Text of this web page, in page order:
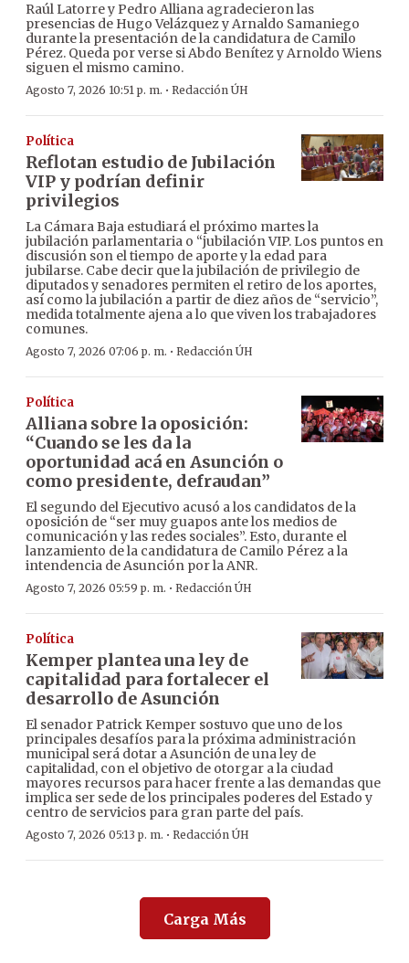
Raúl Latorre y Pedro Alliana agradecieron las
presencias de Hugo Velázquez y Arnaldo Samaniego
durante la presentación de la candidatura de Camilo
Pérez. Queda por verse si Abdo Benítez y Arnoldo Wiens
siguen el mismo camino.
Agosto 7, 2026 10:51 p. m. · Redacción ÚH
Política
Reflotan estudio de Jubilación
VIP y podrían definir
privilegios
La Cámara Baja estudiará el próximo martes la
jubilación parlamentaria o “jubilación VIP. Los puntos en
discusión son el tiempo de aporte y la edad para
jubilarse. Cabe decir que la jubilación de privilegio de
diputados y senadores permiten el retiro de los aportes,
así como la jubilación a partir de diez años de “servicio”,
medida totalmente ajena a lo que viven los trabajadores
comunes.
Agosto 7, 2026 07:06 p. m. · Redacción ÚH
Política
Alliana sobre la oposición:
“Cuando se les da la
oportunidad acá en Asunción o
como presidente, defraudan”
El segundo del Ejecutivo acusó a los candidatos de la
oposición de “ser muy guapos ante los medios de
comunicación y las redes sociales”. Esto, durante el
lanzamiento de la candidatura de Camilo Pérez a la
intendencia de Asunción por la ANR.
Agosto 7, 2026 05:59 p. m. · Redacción ÚH
Política
Kemper plantea una ley de
capitalidad para fortalecer el
desarrollo de Asunción
El senador Patrick Kemper sostuvo que uno de los
principales desafíos para la próxima administración
municipal será dotar a Asunción de una ley de
capitalidad, con el objetivo de otorgar a la ciudad
mayores recursos para hacer frente a las demandas que
implica ser sede de los principales poderes del Estado y
centro de servicios para gran parte del país.
Agosto 7, 2026 05:13 p. m. · Redacción ÚH
Carga Más